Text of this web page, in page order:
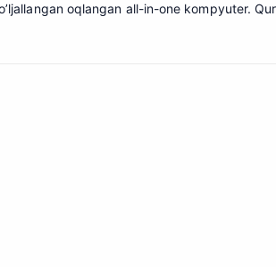
oqlangan all-in-one kompyuter.